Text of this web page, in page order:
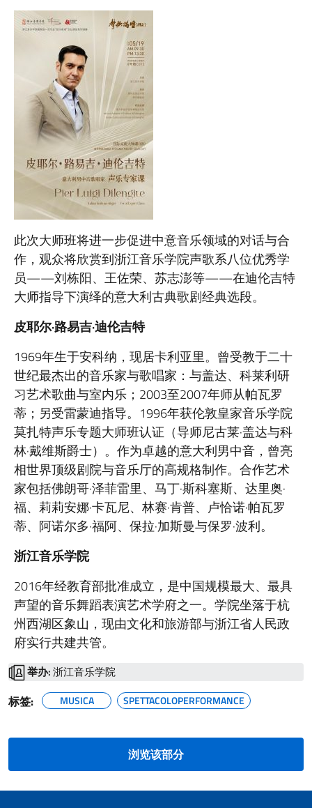
此次大师班将进一步促进中意音乐领域的对话与合
作，观众将欣赏到浙江音乐学院声歌系八位优秀学
员——刘栋阳、王佐荣、苏志澎等——在迪伦吉特
大师指导下演绎的意大利古典歌剧经典选段。
皮耶尔·路易吉·迪伦吉特
1969年生于安科纳，现居卡利亚里。曾受教于二十
世纪最杰出的音乐家与歌唱家：与盖达、科莱利研
习艺术歌曲与室内乐；2003至2007年师从帕瓦罗
蒂；另受雷蒙迪指导。1996年获伦敦皇家音乐学院
莫扎特声乐专题大师班认证（导师尼古莱·盖达与科
林·戴维斯爵士）。作为卓越的意大利男中音，曾亮
相世界顶级剧院与音乐厅的高规格制作。合作艺术
家包括佛朗哥·泽菲雷里、马丁·斯科塞斯、达里奥·
福、莉莉安娜·卡瓦尼、林赛·肯普、卢恰诺·帕瓦罗
蒂、阿诺尔多·福阿、保拉·加斯曼与保罗·波利。
浙江音乐学院
2016年经教育部批准成立，是中国规模最大、最具
声望的音乐舞蹈表演艺术学府之一。学院坐落于杭
州西湖区象山，现由文化和旅游部与浙江省人民政
府实行共建共管。
举办:浙江音乐学院
标签: MUSICA SPETTACOLOPERFORMANCE
浏览该部分